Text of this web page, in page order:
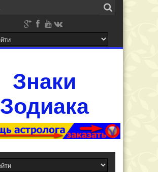
Знаки
Зодиака